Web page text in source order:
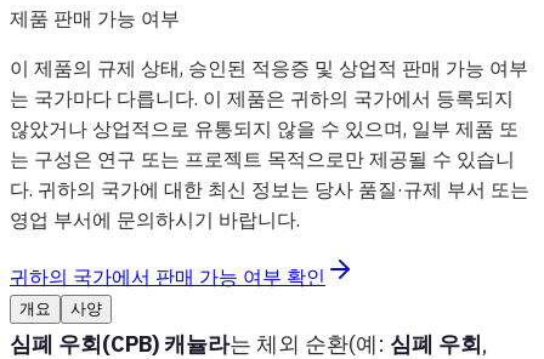
제품 판매 가능 여부
이 제품의 규제 상태, 승인된 적응증 및 상업적 판매 가능 여부
는 국가마다 다릅니다. 이 제품은 귀하의 국가에서 등록되지
않았거나 상업적으로 유통되지 않을 수 있으며, 일부 제품 또
는 구성은 연구 또는 프로젝트 목적으로만 제공될 수 있습니
다. 귀하의 국가에 대한 최신 정보는 당사 품질·규제 부서 또는
영업 부서에 문의하시기 바랍니다.
귀하의 국가에서 판매 가능 여부 확인
개요 사양
심폐 우회(CPB) 캐뉼라는 체외 순환(예: 심폐 우회,